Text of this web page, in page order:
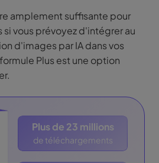
amplement suffisante pour
si vous prévoyez d'intégrer au
d'images par IA dans vos
Plus est une option
Plus de 23 millions
de téléchargements